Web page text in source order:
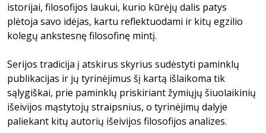
istorijai, filosofijos laukui, kurio kūrėjų dalis patys
plėtoja savo idėjas, kartu reflektuodami ir kitų egzilio
kolegų ankstesnę filosofinę mintį.
Serijos tradicija į atskirus skyrius sudėstyti paminklų
publikacijas ir jų tyrinėjimus šį kartą išlaikoma tik
sąlygiškai, prie paminklų priskiriant žymiųjų šiuolaikinių
išeivijos mąstytojų straipsnius, o tyrinėjimų dalyje
paliekant kitų autorių išeivijos filosofijos analizes.